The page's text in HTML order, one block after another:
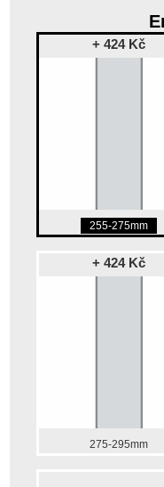
+ 424 Kč
255-275mm
+ 424 Kč
275-295mm